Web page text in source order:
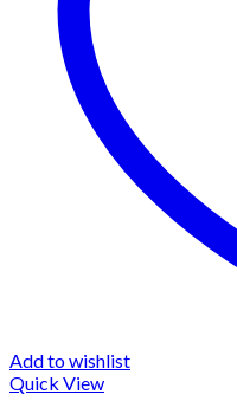
Add to wishlist
Quick View